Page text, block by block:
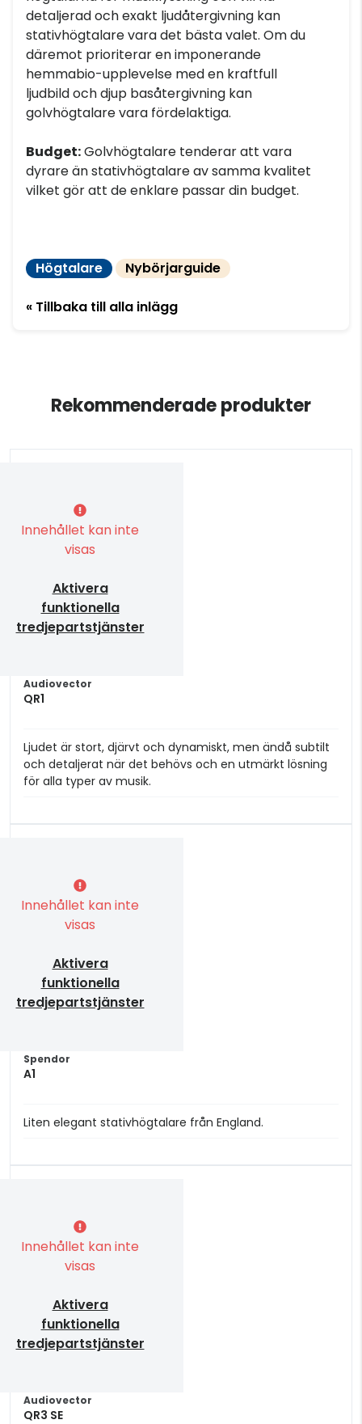
detaljerad och exakt ljudåtergivning kan
stativhögtalare vara det bästa valet. Om du
däremot prioriterar en imponerande
hemmabio-upplevelse med en kraftfull
ljudbild och djup basåtergivning kan
golvhögtalare vara fördelaktiga.
Budget:Golvhögtalare tenderar att vara
dyrare än stativhögtalare av samma kvalitet
vilket gör att de enklare passar din budget.
Högtalare Nybörjarguide
« Tillbaka till alla inlägg
Rekommenderade produkter
Innehållet kan inte
visas
Aktivera
funktionella
tredjepartstjänster
Audiovector
QR1
Ljudet är stort, djärvt och dynamiskt, men ändå subtilt
och detaljerat när det behövs och en utmärkt lösning
för alla typer av musik.
Innehållet kan inte
visas
Aktivera
funktionella
tredjepartstjänster
Spendor
A1
Liten elegant stativhögtalare från England.
Innehållet kan inte
visas
Aktivera
funktionella
tredjepartstjänster
Audiovector
QR3 SE